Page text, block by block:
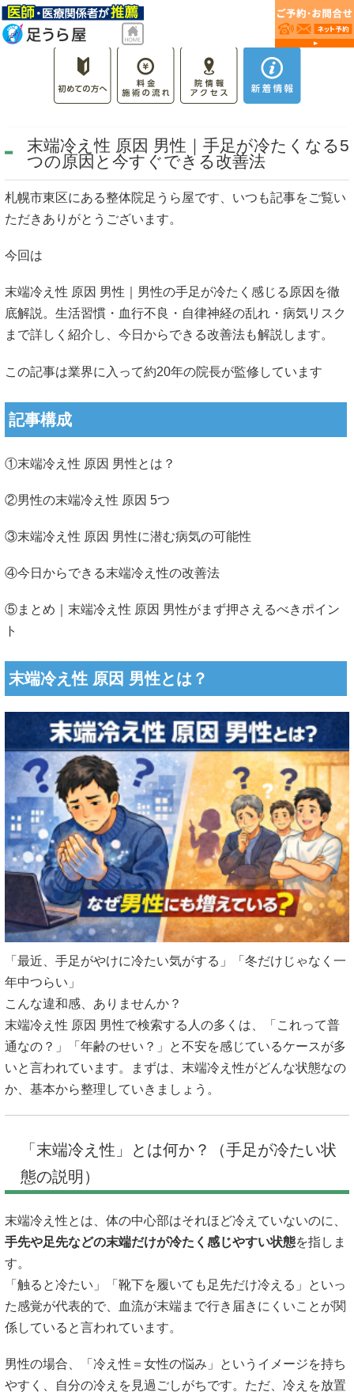
末端冷え性 原因 男性｜手足が冷たくなる5
つの原因と今すぐできる改善法
札幌市東区にある整体院足うら屋です、いつも記事をご覧い
ただきありがとうございます。
今回は
末端冷え性 原因 男性｜男性の手足が冷たく感じる原因を徹
底解説。生活習慣・血行不良・自律神経の乱れ・病気リスク
まで詳しく紹介し、今日からできる改善法も解説します。
この記事は業界に入って約20年の院長が監修しています
記事構成
①末端冷え性 原因 男性とは？
②男性の末端冷え性 原因 5つ
③末端冷え性 原因 男性に潜む病気の可能性
④今日からできる末端冷え性の改善法
⑤まとめ｜末端冷え性 原因 男性がまず押さえるべきポイン
ト
末端冷え性 原因 男性とは？
「最近、手足がやけに冷たい気がする」「冬だけじゃなく一
年中つらい」
こんな違和感、ありませんか？
末端冷え性 原因 男性で検索する人の多くは、「これって普
通なの？」「年齢のせい？」と不安を感じているケースが多
いと言われています。まずは、末端冷え性がどんな状態なの
か、基本から整理していきましょう。
「末端冷え性」とは何か？（手足が冷たい状
態の説明）
末端冷え性とは、体の中心部はそれほど冷えていないのに、
手先や足先などの末端だけが冷たく感じやすい状態を指しま
す。
「触ると冷たい」「靴下を履いても足先だけ冷える」といっ
た感覚が代表的で、血流が末端まで行き届きにくいことが関
係していると言われています。
男性の場合、「冷え性＝女性の悩み」というイメージを持ち
やすく、自分の冷えを見過ごしがちです。ただ、冷えを放置